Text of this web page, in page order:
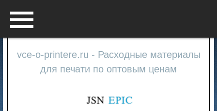
vce-o-printere.ru - Расходные материалы
для печати по оптовым ценам